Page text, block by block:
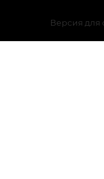
Версия для